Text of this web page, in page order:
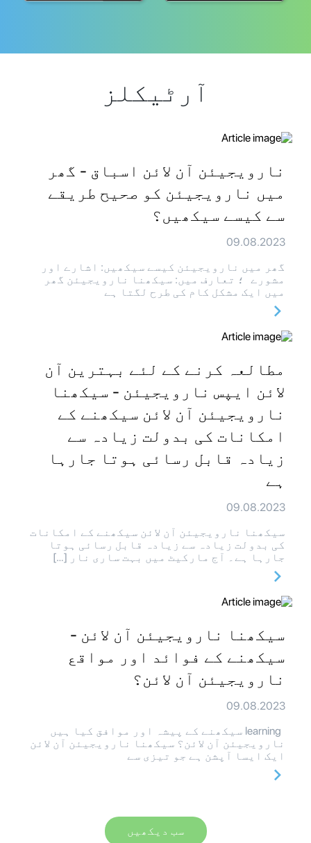
آرٹیکلز
نارویجیئن آن لائن اسباق - گھر
میں نارویجیئن کو صحیح طریقے
سے کیسے سیکھیں؟
09.08.2023
گھر میں نارویجیئن کیسے سیکھیں: اشارے اور
مشورے ؛ تعارف میں: سیکھنا نارویجیئن گھر
میں ایک مشکل کام کی طرح لگتا ہے
مطالعہ کرنے کے لئے بہترین آن
لائن ایپس نارویجیئن - سیکھنا
نارویجیئن آن لائن سیکھنے کے
امکانات کی بدولت زیادہ سے
زیادہ قابل رسائی ہوتا جارہا
ہے
09.08.2023
سیکھنا نارویجیئن آن لائن سیکھنے کے امکانات
کی بدولت زیادہ سے زیادہ قابل رسائی ہوتا
جارہا ہے۔ آج مارکیٹ میں بہت ساری نار […]
سیکھنا نارویجیئن آن لائن -
سیکھنے کے فوائد اور مواقع
نارویجیئن آن لائن؟
09.08.2023
learning سیکھنے کے پیشہ اور موافق کیا ہیں
نارویجیئن آن لائن؟ سیکھنا نارویجیئن آن لائن
ایک ایسا آپشن ہے جو تیزی سے
سب دیکھیں